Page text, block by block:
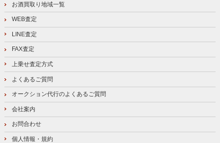
お酒買取り地域一覧
WEB査定
LINE査定
FAX査定
上乗せ査定方式
よくあるご質問
オークション代行のよくあるご質問
会社案内
お問合わせ
個人情報・規約